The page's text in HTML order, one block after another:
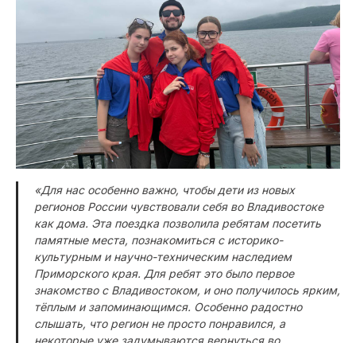
«Для нас особенно важно, чтобы дети из новых
регионов России чувствовали себя во Владивостоке
как дома. Эта поездка позволила ребятам посетить
памятные места, познакомиться с историко-
культурным и научно-техническим наследием
Приморского края. Для ребят это было первое
знакомство с Владивостоком, и оно получилось ярким,
тёплым и запоминающимся. Особенно радостно
слышать, что регион не просто понравился, а
некоторые уже задумываются вернуться во